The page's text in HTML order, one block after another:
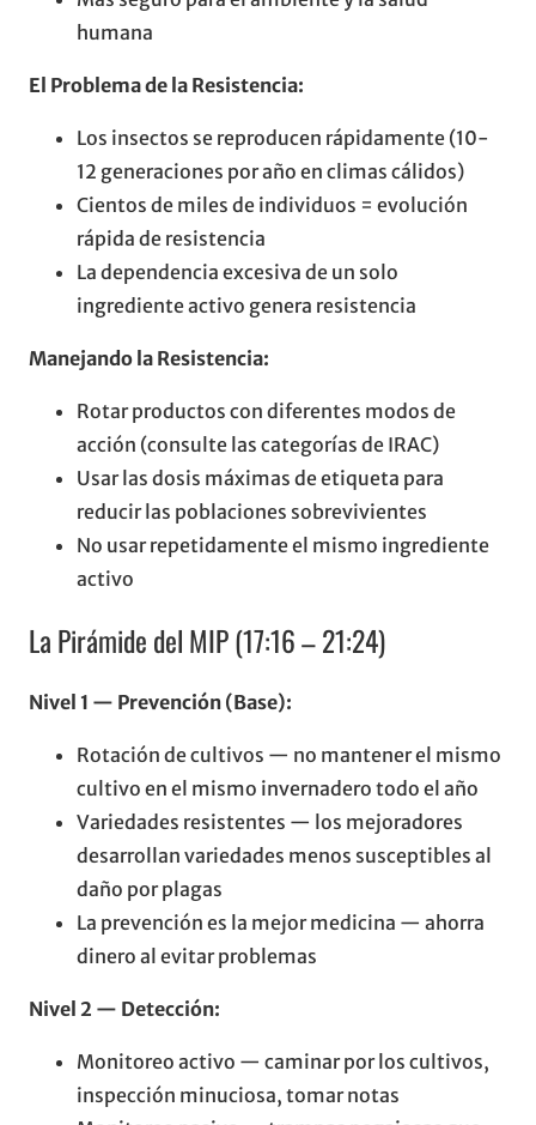
humana
El Problema de la Resistencia:
Los insectos se reproducen rápidamente (10-
12 generaciones por año en climas cálidos)
Cientos de miles de individuos = evolución
rápida de resistencia
La dependencia excesiva de un solo
ingrediente activo genera resistencia
Manejando la Resistencia:
Rotar productos con diferentes modos de
acción (consulte las categorías de IRAC)
Usar las dosis máximas de etiqueta para
reducir las poblaciones sobrevivientes
No usar repetidamente el mismo ingrediente
activo
La Pirámide del MIP (17:16 – 21:24)
Nivel 1 — Prevención (Base):
Rotación de cultivos — no mantener el mismo
cultivo en el mismo invernadero todo el año
Variedades resistentes — los mejoradores
desarrollan variedades menos susceptibles al
daño por plagas
La prevención es la mejor medicina — ahorra
dinero al evitar problemas
Nivel 2 — Detección:
Monitoreo activo — caminar por los cultivos,
inspección minuciosa, tomar notas